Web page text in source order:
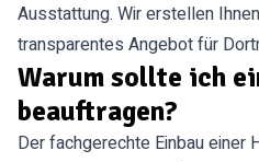
Ausstattung. Wir erstellen
transparentes Angebot für
Warum sollte ich
beauftragen?
Der fachgerechte Einbau einer